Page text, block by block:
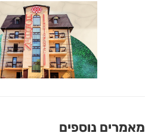
מאמרים נוספים